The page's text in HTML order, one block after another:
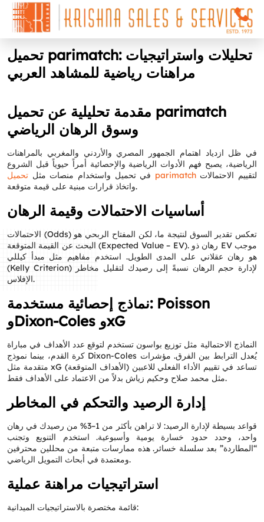
تحميل parimatch: تحليلات واستراتيجيات
مراهنات رياضية للمشاهد العربي
مقدمة تحليلية عن تحميل parimatch
وسوق الرهان الرياضي
في ظل ازدياد اهتمام الجمهور المصري والأردني والمغربي بالمراهنات
الرياضية، يصبح فهم الأدوات الرياضية والإحصائية أمراً حيوياً قبل الشروع
في تحميل واستخدام منصات مثل تحميل parimatchلتقييم الاحتمالات
واتخاذ قرارات مبنية على قيمة متوقعة.
أساسيات الاحتمالات وقيمة الرهان
الاحتمالات (Odds) تعكس تقدير السوق لنتيجة ما، لكن المفتاح الربحي هو
البحث عن القيمة المتوقعة (Expected Value – EV). رهان ذو EV موجب
هو رهان عقلاني على المدى الطويل. استخدم مفاهيم مثل مبدأ كيللي
(Kelly Criterion) لإدارة حجم الرهان نسبةً إلى رصيدك لتقليل مخاطر
الإفلاس.
نماذج إحصائية مستخدمة: Poisson
وDixon-Coles وxG
النماذج الاحتمالية مثل توزيع بواسون تستخدم لتوقع عدد الأهداف في مباراة
كرة القدم، بينما نموذج Dixon-Coles يُعدل الترابط بين الفرق. مؤشرات
متقدمة مثل xG (الأهداف المتوقعة) تساعد في تقييم الأداء الفعلي للاعبين
مثل محمد صلاح وحكيم زياش بدلاً من الاعتماد على الأهداف فقط.
إدارة الرصيد والتحكم في المخاطر
قواعد بسيطة لإدارة الرصيد: لا تراهن بأكثر من 1–3% من رصيدك في رهان
واحد، وحدد حدود خسارة يومية وأسبوعية. استخدم التنويع وتجنب
“المطاردة” بعد سلسلة خسائر. هذه ممارسات متبعة من محللين محترفين
ومعتمدة في أبحاث التمويل الرياضي.
استراتيجيات مراهنة عملية
قائمة مختصرة بالاستراتيجيات الميدانية: